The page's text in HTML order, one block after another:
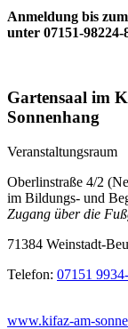
Anmeldung bis
unter 07151-98224-
Gartensaal im
Sonnenhang
Veranstaltungsraum
Oberlinstraße 4/2
im Bildungs- und
Zugang über die
71384 Weinstadt-
Telefon: 07151
www.kifaz-am-